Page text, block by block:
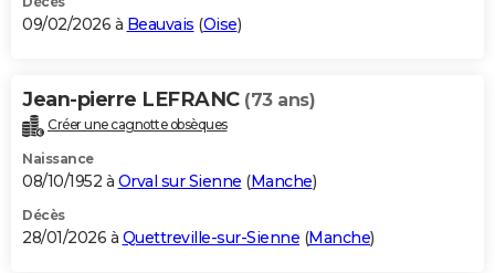
09/02/2026 à Beauvais (Oise)
Jean-pierre LEFRANC (73 ans)
Créer une cagnotte obsèques
Naissance
08/10/1952 à Orval sur Sienne (Manche)
Décès
28/01/2026 à Quettreville-sur-Sienne (Manche)